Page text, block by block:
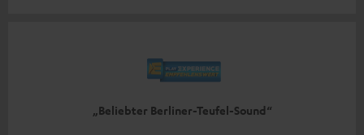
„Beliebter Berliner-Teufel-Sound“